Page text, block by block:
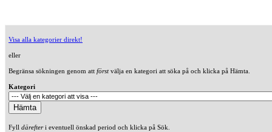
Visa alla kategorier direkt!
eller
Begränsa sökningen genom att förstvälja en kategori att söka på och klicka på Hämta.
Kategori
Fyll därefteri eventuell önskad period och klicka på Sök.